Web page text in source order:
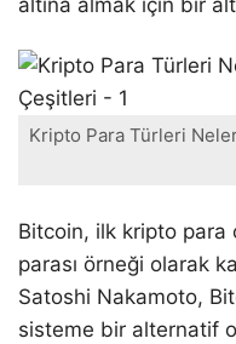
altına almak için bir
Kripto Para Türleri
Bitcoin, ilk kripto
parası örneği olarak
Satoshi Nakamoto,
sisteme bir alternatif